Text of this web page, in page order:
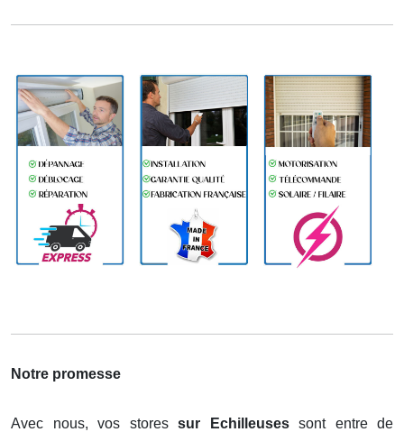
Notre promesse
Avec nous, vos stores sur Echilleuses sont entre de